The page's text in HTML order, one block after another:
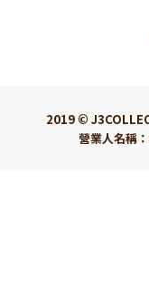
2019 ©
營業人名稱